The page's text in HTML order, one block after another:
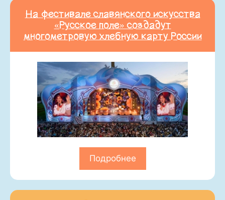
На фестивале славянского искусства
«Русское поле» создадут
многометровую хлебную карту России
Подробнее